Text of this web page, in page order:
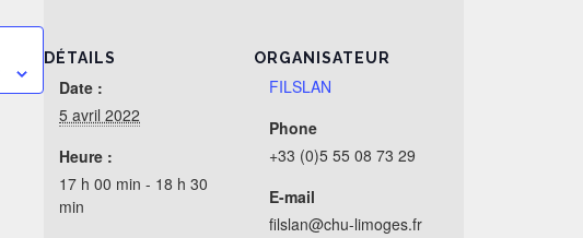
DÉTAILS
Date :
5 avril 2022
Heure :
17 h 00 min - 18 h 30
min
ORGANISATEUR
FILSLAN
Phone
+33 (0)5 55 08 73 29
E-mail
filslan@chu-limoges.fr